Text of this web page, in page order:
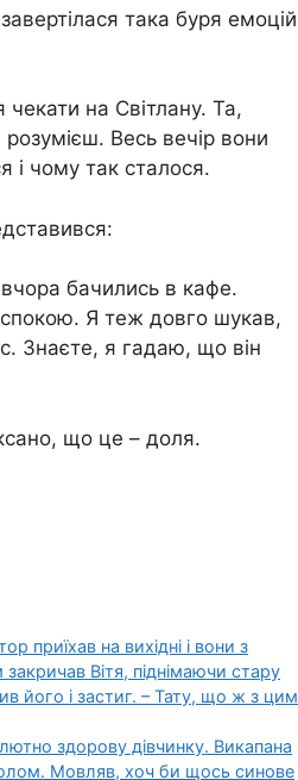
така буря емоцій
на Світлану. Та,
Весь вечір вони
і чому так сталося.
бачились в кафе.
Я теж довго шукав,
Знаєте, я гадаю, що він
що це – доля.
приїхав на вихідні і вони з
Вітя, піднімаючи стару
його і застиг. – Тату, що ж з цим
здорову дівчинку. Викапана
Мовляв, хоч би щось синове